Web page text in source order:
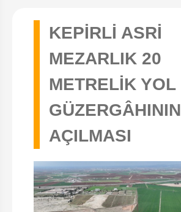
KEPİRLİ ASRİ
MEZARLIK 20
METRELİK YOL
GÜZERGÂHININ
AÇILMASI